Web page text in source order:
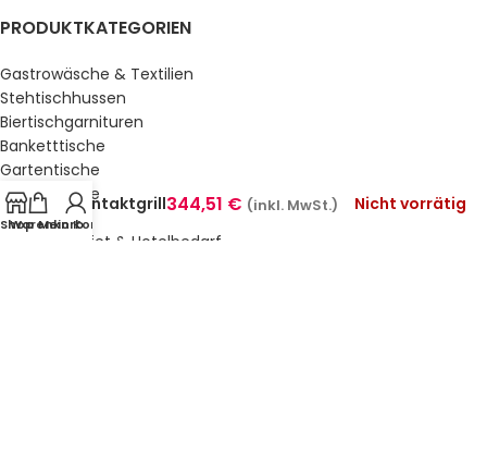
PRODUKTKATEGORIEN
Gastrowäsche & Textilien
Stehtischhussen
Biertischgarnituren
Banketttische
Gartentische
Gartenstühle
Küche & Bar
Service, Buffet & Hotelbedarf
Shop
Warenkorb
Mein Konto
Kontaktgrill344,51 € (inkl. MwSt.) Nicht vorrätig